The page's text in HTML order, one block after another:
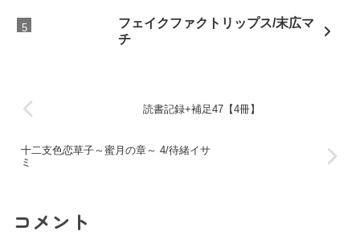
フェイクファクトリップス/末広マ
チ
読書記録+補足47【4冊】
十二支色恋草子～蜜月の章～ 4/待緒イサ
ミ
コメント